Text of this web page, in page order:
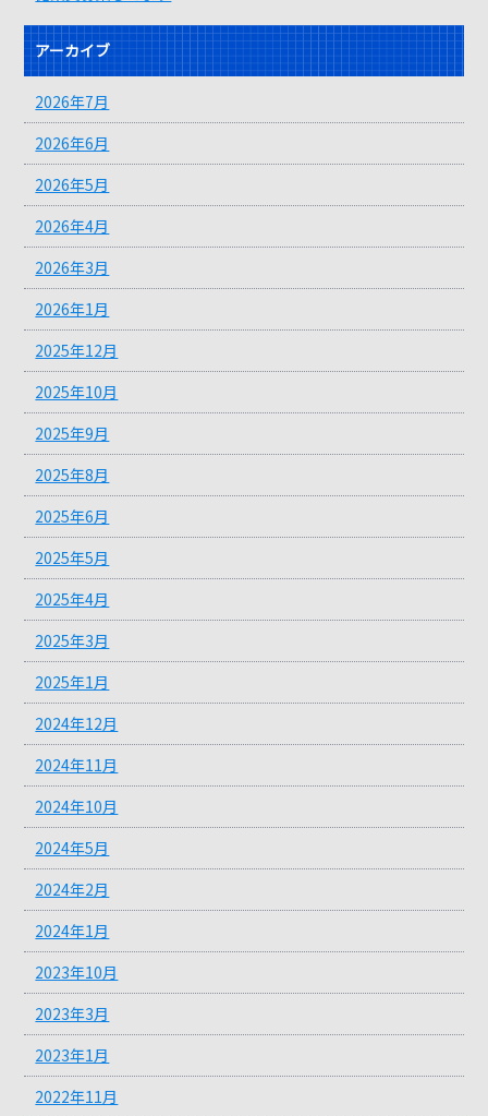
アーカイブ
2026年7月
2026年6月
2026年5月
2026年4月
2026年3月
2026年1月
2025年12月
2025年10月
2025年9月
2025年8月
2025年6月
2025年5月
2025年4月
2025年3月
2025年1月
2024年12月
2024年11月
2024年10月
2024年5月
2024年2月
2024年1月
2023年10月
2023年3月
2023年1月
2022年11月